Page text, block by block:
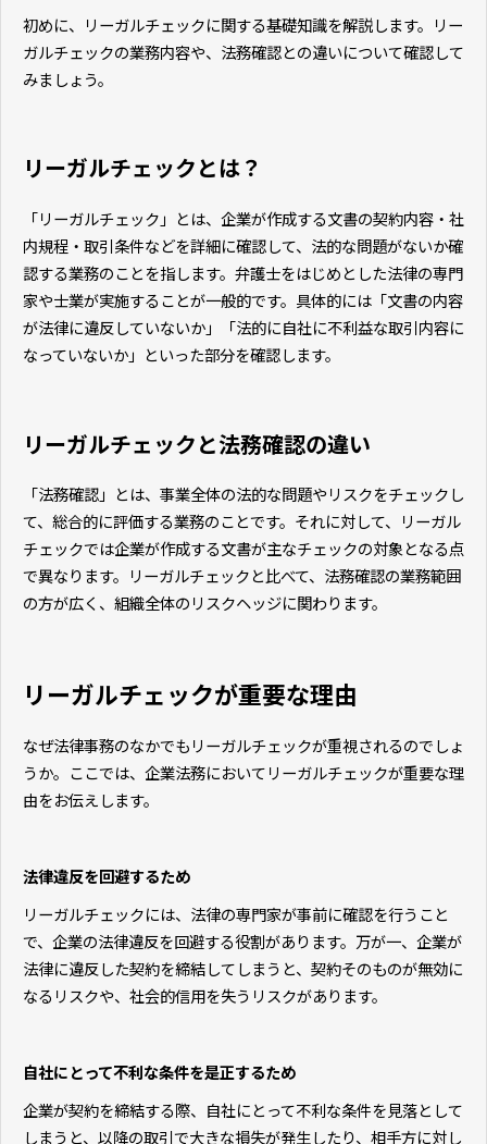
初めに、リーガルチェックに関する基礎知識を解説します。リー
ガルチェックの業務内容や、法務確認との違いについて確認して
みましょう。
リーガルチェックとは？
「リーガルチェック」とは、企業が作成する文書の契約内容・社
内規程・取引条件などを詳細に確認して、法的な問題がないか確
認する業務のことを指します。弁護士をはじめとした法律の専門
家や士業が実施することが一般的です。具体的には「文書の内容
が法律に違反していないか」「法的に自社に不利益な取引内容に
なっていないか」といった部分を確認します。
リーガルチェックと法務確認の違い
「法務確認」とは、事業全体の法的な問題やリスクをチェックし
て、総合的に評価する業務のことです。それに対して、リーガル
チェックでは企業が作成する文書が主なチェックの対象となる点
で異なります。リーガルチェックと比べて、法務確認の業務範囲
の方が広く、組織全体のリスクヘッジに関わります。
リーガルチェックが重要な理由
なぜ法律事務のなかでもリーガルチェックが重視されるのでしょ
うか。ここでは、企業法務においてリーガルチェックが重要な理
由をお伝えします。
法律違反を回避するため
リーガルチェックには、法律の専門家が事前に確認を行うこと
で、企業の法律違反を回避する役割があります。万が一、企業が
法律に違反した契約を締結してしまうと、契約そのものが無効に
なるリスクや、社会的信用を失うリスクがあります。
自社にとって不利な条件を是正するため
企業が契約を締結する際、自社にとって不利な条件を見落として
しまうと、以降の取引で大きな損失が発生したり、相手方に対し